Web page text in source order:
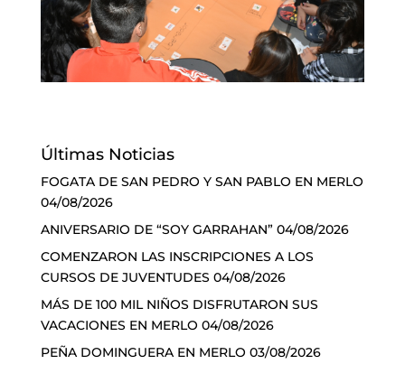
Últimas Noticias
FOGATA DE SAN PEDRO Y SAN PABLO EN MERLO
04/08/2026
ANIVERSARIO DE “SOY GARRAHAN” 04/08/2026
COMENZARON LAS INSCRIPCIONES A LOS
CURSOS DE JUVENTUDES 04/08/2026
MÁS DE 100 MIL NIÑOS DISFRUTARON SUS
VACACIONES EN MERLO 04/08/2026
PEÑA DOMINGUERA EN MERLO 03/08/2026